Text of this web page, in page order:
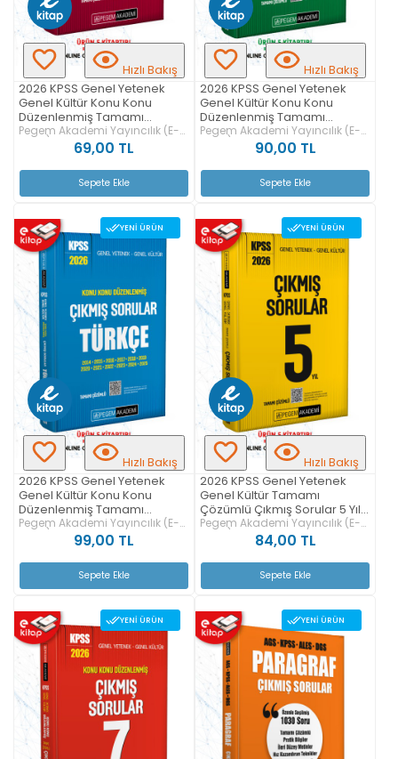
Hızlı Bakış
2026 KPSS Genel Yetenek
Genel Kültür Konu Konu
Düzenlenmiş Tamamı
Çözümlü Çıkmış Sorular
TARİH E-Kitap
Pegem Akademi Yayıncılık (E-
Kitap) 69,00 TL
Sepete Ekle
Hızlı Bakış
2026 KPSS Genel Yetenek
Genel Kültür Konu Konu
Düzenlenmiş Tamamı
Çözümlü Çıkmış Sorular
MATEMATİK-GEOMETRİ E-
Pegem Akademi Yayıncılık (E-
Kitap) 90,00 TL
Sepete Ekle
YENI ÜRÜN
Hızlı Bakış
2026 KPSS Genel Yetenek
Genel Kültür Konu Konu
Düzenlenmiş Tamamı
Çözümlü Çıkmış Sorular
TÜRKÇE E-Kitap
Pegem Akademi Yayıncılık (E-
Kitap) 99,00 TL
Sepete Ekle
YENI ÜRÜN
Hızlı Bakış
2026 KPSS Genel Yetenek
Genel Kültür Tamamı
Çözümlü Çıkmış Sorular 5 Yıl
E-Kitap
Pegem Akademi Yayıncılık (E-
Kitap) 84,00 TL
Sepete Ekle
YENI ÜRÜN YENI ÜRÜN